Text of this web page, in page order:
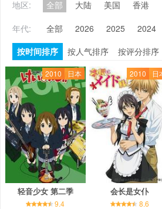
地区:
全部 大陆 美国 香港
年代:
全部 2026 2025 2024
按时间排序
按人气排序 按评分排序
2010 日本
轻音少女 第二季
9.4
2010 日
会长是女仆
8.6